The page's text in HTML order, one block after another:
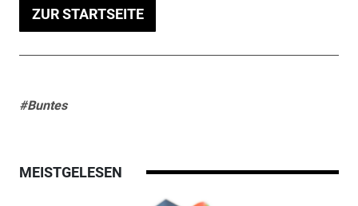
ZUR STARTSEITE
#Buntes
MEISTGELESEN